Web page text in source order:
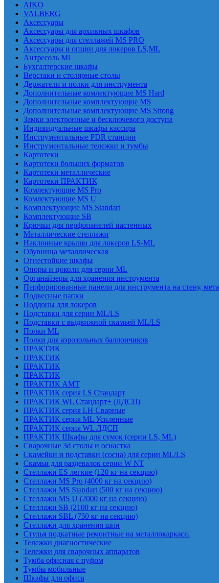
AIKO
VALBERG
Аксессуары
Аксессуары для архивных шкафов
Аксессуары для стеллажей MS PRO
Аксессуары и опции для локеров LS,ML
Антресоль ML
Бухгалтерские шкафы
Верстаки и столярные столы
Держатели и полки для инструмента
Дополнительные комлектующие MS Hard
Дополнительные комплектующие MS
Дополнительные комплектующие MS Strong
Замки электронные и бесключевого доступа
Индивидуальные шкафы кассира
Инструментальные PDR станции
Инструментальные тележки и тумбы
Картотеки
Картотеки больших форматов
Картотеки металлические
Картотеки ПРАКТИК
Комлектующие MS Pro
Комлектующие MS U
Комплектующие MS Standart
Комплектующие SB
Крючки для перфопанелей настенных
Металлические стеллажи
Наклонные крыши для локеров LS-ML
Обувница металлическая
Огнестойкие шкафы
Опоры и цоколи для серии ML
Органайзеры для хранения инструмента
Перфорированные панели для инструмента на стену,
Подвесные папки
Поддоны для локеров
Подставки для серии ML/LS
Подставки с выдвижной скамьей ML/LS
Полки ML
Полки для аэрозольных баллончиков
ПРАКТИК
ПРАКТИК
ПРАКТИК
ПРАКТИК
ПРАКТИК AMT
ПРАКТИК cерия LS Стандарт
ПРАКТИК WL Стандарт+ (ЛДСП)
ПРАКТИК серия LH Сварные
ПРАКТИК серия ML Усиленные
ПРАКТИК серия WL ЛДСП
ПРАКТИК Шкафы для сумок (серии LS, ML)
Сварочные 3d столы и оснастка
Скамейки и подставки (сосна) для серии ML/LS
Скамьи для раздевалок серии W NT
Стеллажи ES легкие (120 кг на секцию)
Стеллажи MS Pro (4000 кг на секцию)
Стеллажи MS Standart (500 кг на секцию)
Стеллажи MS U (2000 кг на секцию)
Стеллажи SB (2100 кг на секцию)
Стеллажи SBL (750 кг на секцию)
Стеллажи для хранения шин
Стулья подкатные ремонтные на металлокаркасе.
Тележки диагностические
Тележки для сварочных аппаратов
Тумба офисная с пуфом
Тумбы мобильные
Шкафы для офиса